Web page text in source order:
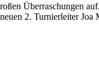
Überraschungen
2. Turnierleiter